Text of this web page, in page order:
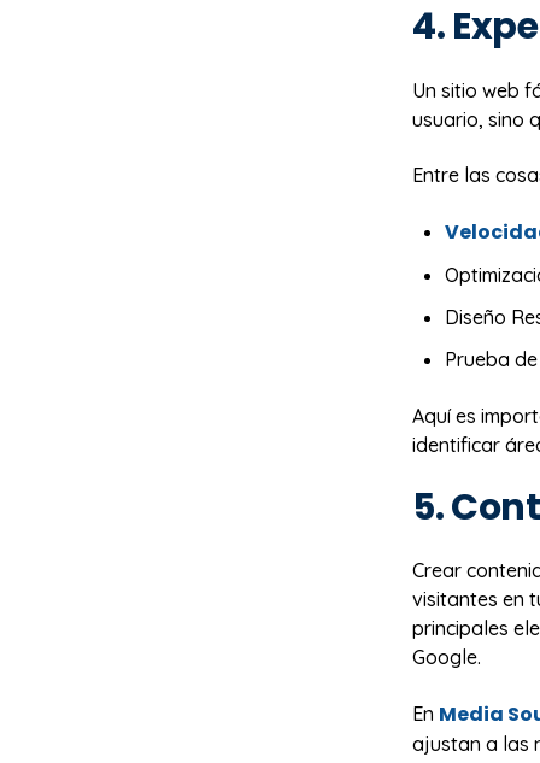
4.
Un sitio web
usuario, sino
Entre las
Diseño
Prueba
Aquí es
identificar
5.
Crear
visitantes en
principales
Google.
En Media
ajustan a las